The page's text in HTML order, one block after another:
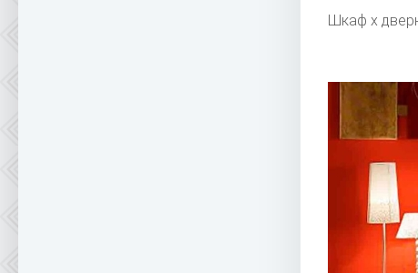
Шкаф х